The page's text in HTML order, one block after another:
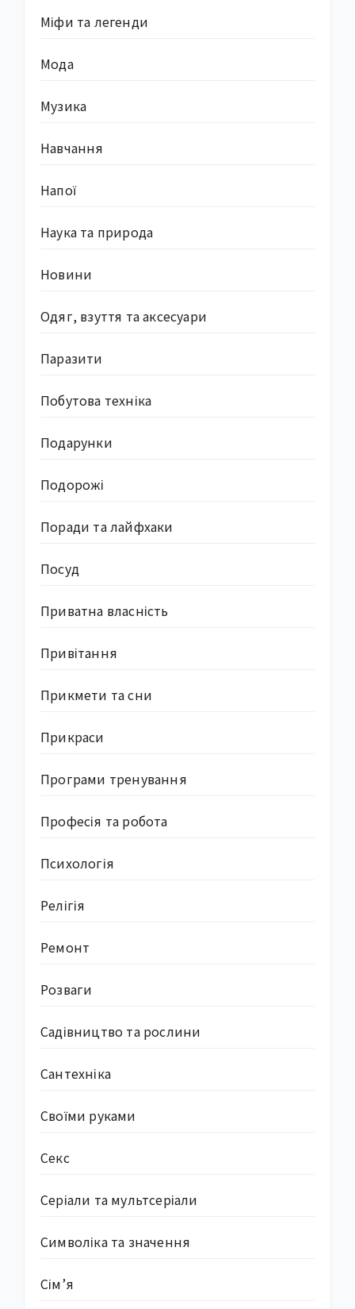
Міфи та легенди
Мода
Музика
Навчання
Напої
Наука та природа
Новини
Одяг, взуття та аксесуари
Паразити
Побутова техніка
Подарунки
Подорожі
Поради та лайфхаки
Посуд
Приватна власність
Привітання
Прикмети та сни
Прикраси
Програми тренування
Професія та робота
Психологія
Релігія
Ремонт
Розваги
Садівництво та рослини
Сантехніка
Своїми руками
Секс
Серіали та мультсеріали
Символіка та значення
Сім’я